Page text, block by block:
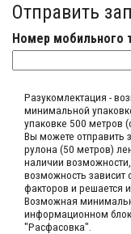
Отправить
Номер мобильного
Разукомлектация -
минимальной
упаковке 500 метров
Вы можете отправить
рулона (50 метров)
наличии
возможность зависит
факторов и решается
Возможная
информационном
"Расфасовка".